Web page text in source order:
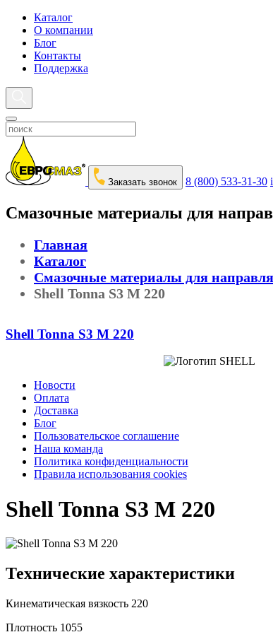
Каталог
О компании
Блог
Контакты
Поддержка
Заказать звонок 8 (800) 533-31-30
Смазочные материалы для
Главная
Каталог
Смазочные материалы для
Shell Tonna S3 M 220
Shell Tonna S3 M 220
Новости
Оплата
Доставка
Блог
Пользовательское соглашение
Наша команда
Политика конфиденциальности
Правила использования cookies
Shell Tonna S3 M 220
Технические характеристики
Кинематическая вязкость 220
Плотность 1055